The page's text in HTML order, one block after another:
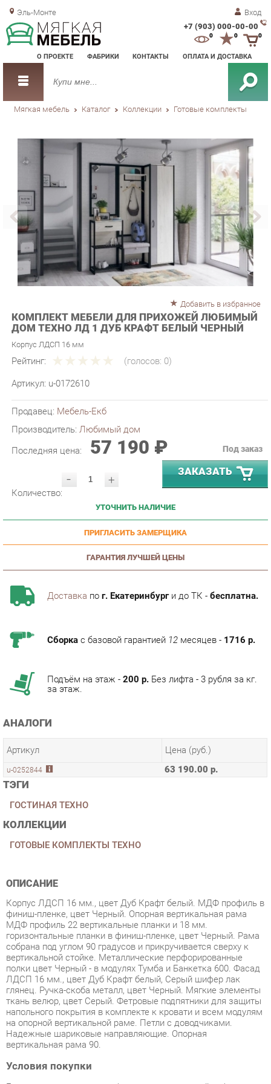
Эль-Монте Вход
+7 (903) 000-00-00
О ПРОЕКТЕ ФАБРИКИ КОНТАКТЫ ОПЛАТА И ДОСТАВКА
0 0
Мягкая мебель Каталог Коллекции Готовые комплекты
КОМПЛЕКТ МЕБЕЛИ ДЛЯ ПРИХОЖЕЙ ЛЮБИМЫЙ
ДОМ ТЕХНО ЛД 1 ДУБ КРАФТ БЕЛЫЙ ЧЕРНЫЙ
Корпус ЛДСП 16 мм
Рейтинг:
u-0172610
Производитель:Любимый дом
Последняя цена: 57 190 ₽
- ЗАКАЗАТЬ
УТОЧНИТЬ НАЛИЧИЕ
ПРИГЛАСИТЬ ЗАМЕРЩИКА
ГАРАНТИЯ ЛУЧШЕЙ ЦЕНЫ
Доставкапог. Екатеринбурги до ТК -бесплатна.
АНАЛОГИ
Артикул
u-0252844 63 190.00 р.
ТЭГИ
ГОСТИНАЯ ТЕХНО
КОЛЛЕКЦИИ
ГОТОВЫЕ КОМПЛЕКТЫ ТЕХНО
ОПИСАНИЕ
финиш-пленке, цвет Черный. Опорная вертикальная рама
МДФ профиль 22 вертикальные планки и 18 мм.
горизонтальные планки в финиш-пленке, цвет Черный. Рама
собрана под углом 90 градусов и прикручивается сверху к
вертикальной стойке. Металлические перфорированные
полки цвет Черный - в модулях Тумба и Банкетка 600. Фасад
ЛДСП 16 мм., цвет Дуб Крафт белый, Серый шифер лак
глянец. Ручка-скоба металл, цвет Черный. Мягкие элементы
ткань велюр, цвет Серый. Фетровые подпятники для защиты
напольного покрытия в комплекте к кровати и всем модулям
на опорной вертикальной раме. Петли с доводчиками.
Надежные шариковые направляющие. Опорная
вертикальная рама 90.
Условия покупки
Благодаря качественным фото, исчерпывающей информации
покупателей маркетплэйса «Мягкая мебель Екатеринбург»
купить товар «Комплект мебели для прихожей Любимый дом